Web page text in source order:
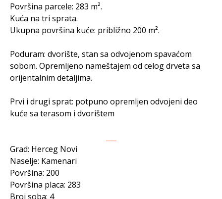
Površina parcele: 283 m².
Kuća na tri sprata.
Ukupna površina kuće: približno 200 m².
Poduram: dvorište, stan sa odvojenom spavaćom
sobom. Opremljeno nameštajem od celog drveta sa
orijentalnim detaljima.
Prvi i drugi sprat: potpuno opremljen odvojeni deo
kuće sa terasom i dvorištem
Grad: Herceg Novi
Naselje: Kamenari
Površina: 200
Površina placa: 283
Broj soba: 4